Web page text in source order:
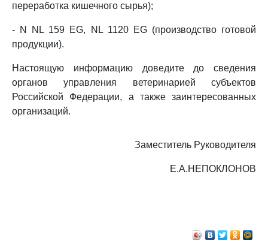
переработка кишечного сырья);
- N NL 159 EG, NL 1120 EG (производство готовой
продукции).
Настоящую информацию доведите до сведения
органов управления ветеринарией субъектов
Российской Федерации, а также заинтересованных
организаций.
Заместитель Руководителя
Е.А.НЕПОКЛОНОВ